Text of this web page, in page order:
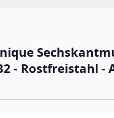
- Rostfreistahl -